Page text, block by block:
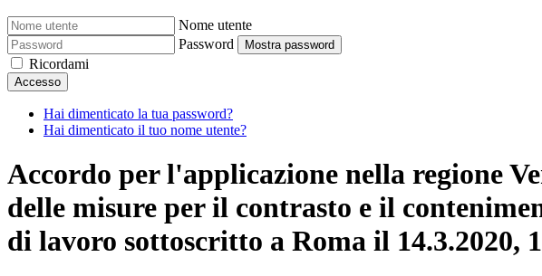
Nome utente
Password
Mostra password
Ricordami
Accesso
Hai dimenticato la tua password?
Hai dimenticato il tuo nome utente?
Accordo per l'applicazione nella regione
delle misure per il contrasto e il
di lavoro sottoscritto a Roma il 14.3.2020,